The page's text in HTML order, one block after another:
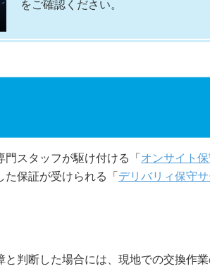
をご確認ください。
スタッフが駆け付ける「 オンサイト
保証が受けられる「 デリバリィ保守サ
判断した場合には、現地での交換作